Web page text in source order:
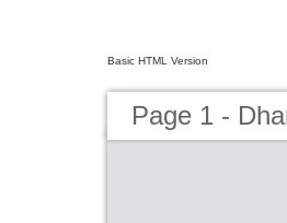
Basic HTML Version
Page 1 -